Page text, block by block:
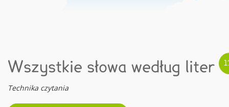
Wszystkie słowa według liter
Technika czytania